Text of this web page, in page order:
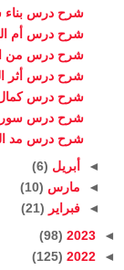
شرح درس بناء
شرح درس أم
شرح درس من
شرح درس أثر
شرح درس كمال
شرح درس سورة الرحمن (46-60)
شرح درس مد
◄
أبريل (6)
◄ مارس (10)
◄ فبراير (21)
◄
2023
(98)
◄
2022
(125)